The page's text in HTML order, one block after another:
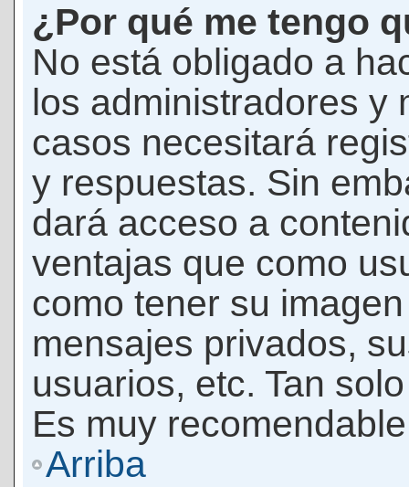
¿Por qué me tengo
No está obligado a
los administradores y
casos necesitará
y respuestas. Sin
dará acceso a
ventajas que como
como tener su
mensajes privados,
usuarios, etc. Tan
Es muy
Arriba